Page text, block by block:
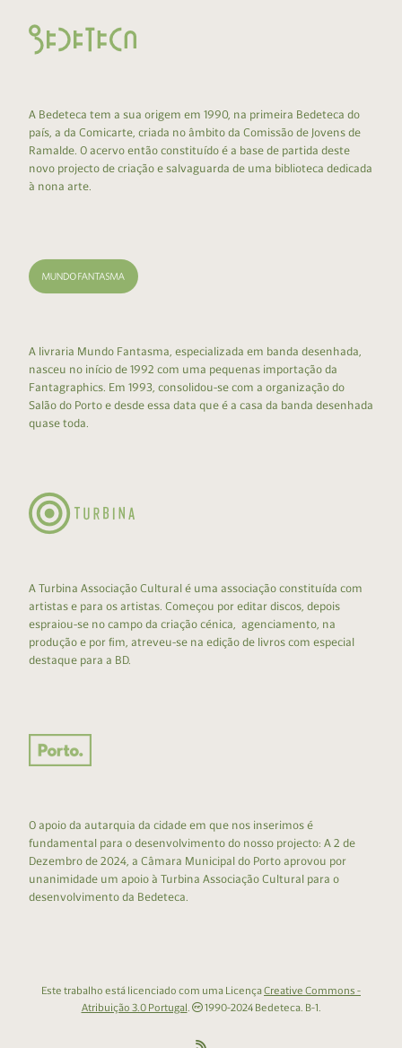
A Bedeteca tem a sua origem em 1990, na primeira Bedeteca do
país, a da Comicarte, criada no âmbito da Comissão de Jovens de
Ramalde. O acervo então constituído é a base de partida deste
novo projecto de criação e salvaguarda de uma biblioteca dedicada
à nona arte.
A livraria Mundo Fantasma, especializada em banda desenhada,
nasceu no início de 1992 com uma pequenas importação da
Fantagraphics. Em 1993, consolidou-se com a organização do
Salão do Porto e desde essa data que é a casa da banda desenhada
quase toda.
A Turbina Associação Cultural é uma associação constituída com
artistas e para os artistas. Começou por editar discos, depois
espraiou-se no campo da criação cénica, agenciamento, na
produção e por fim, atreveu-se na edição de livros com especial
destaque para a BD.
O apoio da autarquia da cidade em que nos inserimos é
fundamental para o desenvolvimento do nosso projecto: A 2 de
Dezembro de 2024, a Câmara Municipal do Porto aprovou por
unanimidade um apoio à Turbina Associação Cultural para o
desenvolvimento da Bedeteca.
Este trabalho está licenciado com uma LicençaCreative Commons -
Atribuição 3.0 Portugal. 1990-2024 Bedeteca. B-1.